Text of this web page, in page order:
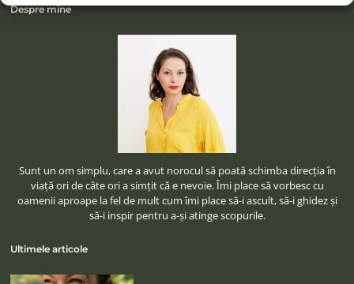
Despre mine
Sunt un om simplu, care a avut norocul să poată schimba direcţia în
viaţă ori de câte ori a simţit că e nevoie. Îmi place să vorbesc cu
oamenii aproape la fel de mult cum îmi place să-i ascult, să-i ghidez şi
să-i inspir pentru a-şi atinge scopurile.
Ultimele articole